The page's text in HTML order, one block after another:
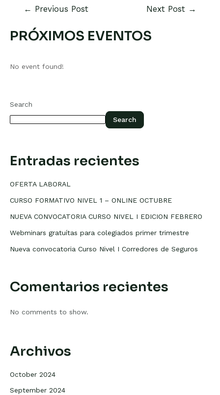
← Previous Post Next Post →
PRÓXIMOS EVENTOS
No event found!
Search
Search
Entradas recientes
OFERTA LABORAL
CURSO FORMATIVO NIVEL 1 – ONLINE OCTUBRE
NUEVA CONVOCATORIA CURSO NIVEL I EDICION FEBRERO
Webminars gratuítas para colegiados primer trimestre
Nueva convocatoria Curso Nivel I Corredores de Seguros
Comentarios recientes
No comments to show.
Archivos
October 2024
September 2024